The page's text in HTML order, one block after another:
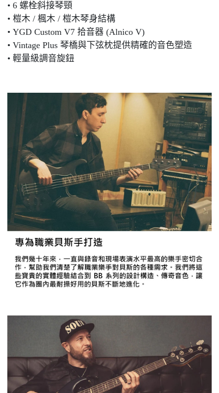
• 6 螺栓斜接琴頸
• 榿木 / 楓木 / 榿木琴身結構
• YGD Custom V7 拾音器 (Alnico V)
• Vintage Plus 琴橋與下弦枕提供精確的音色塑造
• 輕量級調音旋鈕